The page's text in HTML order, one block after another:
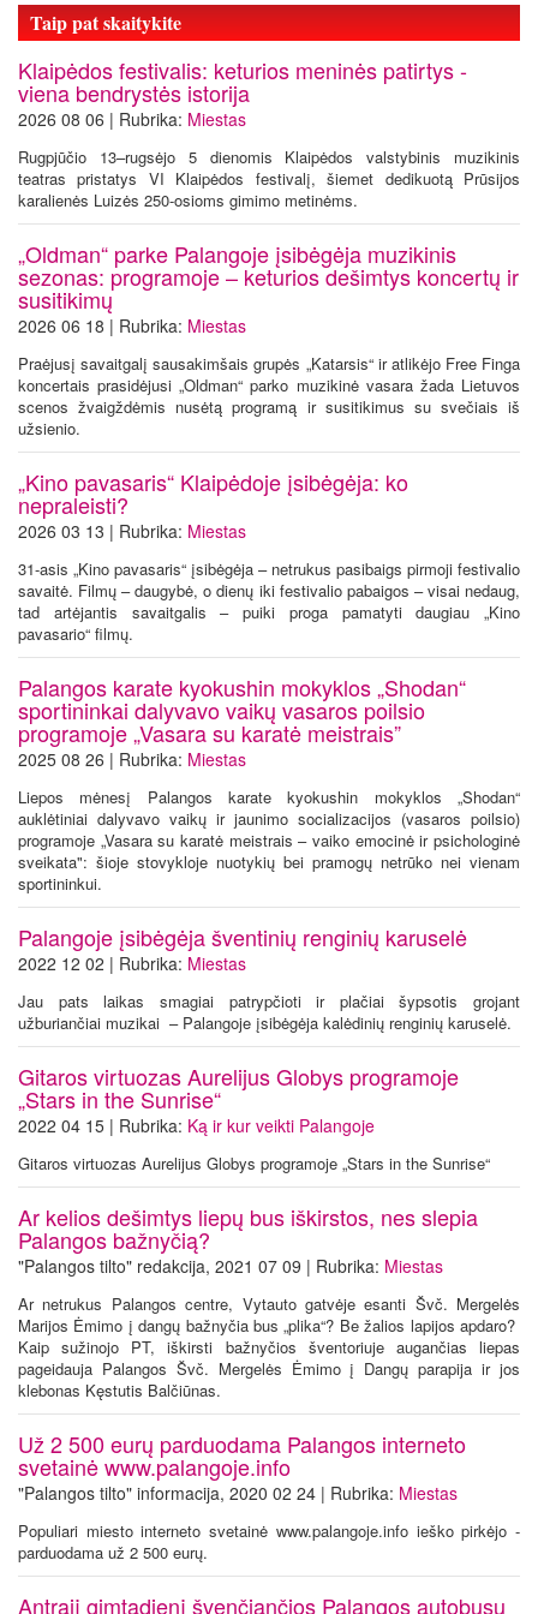
Taip pat skaitykite
Klaipėdos festivalis: keturios meninės patirtys -
viena bendrystės istorija
2026 08 06 | Rubrika: Miestas
Rugpjūčio 13–rugsėjo 5 dienomis Klaipėdos valstybinis muzikinis
teatras pristatys VI Klaipėdos festivalį, šiemet dedikuotą Prūsijos
karalienės Luizės 250-osioms gimimo metinėms.
„Oldman“ parke Palangoje įsibėgėja muzikinis
sezonas: programoje – keturios dešimtys koncertų ir
susitikimų
2026 06 18 | Rubrika: Miestas
Praėjusį savaitgalį sausakimšais grupės „Katarsis“ ir atlikėjo Free Finga
koncertais prasidėjusi „Oldman“ parko muzikinė vasara žada Lietuvos
scenos žvaigždėmis nusėtą programą ir susitikimus su svečiais iš
užsienio.
„Kino pavasaris“ Klaipėdoje įsibėgėja: ko
nepraleisti?
2026 03 13 | Rubrika: Miestas
31-asis „Kino pavasaris“ įsibėgėja – netrukus pasibaigs pirmoji festivalio
savaitė. Filmų – daugybė, o dienų iki festivalio pabaigos – visai nedaug,
tad artėjantis savaitgalis – puiki proga pamatyti daugiau „Kino
pavasario“ filmų.
Palangos karate kyokushin mokyklos „Shodan“
sportininkai dalyvavo vaikų vasaros poilsio
programoje „Vasara su karatė meistrais”
2025 08 26 | Rubrika: Miestas
Liepos mėnesį Palangos karate kyokushin mokyklos „Shodan“
auklėtiniai dalyvavo vaikų ir jaunimo socializacijos (vasaros poilsio)
programoje „Vasara su karatė meistrais – vaiko emocinė ir psichologinė
sveikata": šioje stovykloje nuotykių bei pramogų netrūko nei vienam
sportininkui.
Palangoje įsibėgėja šventinių renginių karuselė
2022 12 02 | Rubrika: Miestas
Jau pats laikas smagiai patrypčioti ir plačiai šypsotis grojant
užburiančiai muzikai – Palangoje įsibėgėja kalėdinių renginių karuselė.
Gitaros virtuozas Aurelijus Globys programoje
„Stars in the Sunrise“
2022 04 15 | Rubrika: Ką ir kur veikti Palangoje
Gitaros virtuozas Aurelijus Globys programoje „Stars in the Sunrise“
Ar kelios dešimtys liepų bus iškirstos, nes slepia
Palangos bažnyčią?
"Palangos tilto" redakcija, 2021 07 09 | Rubrika: Miestas
Ar netrukus Palangos centre, Vytauto gatvėje esanti Švč. Mergelės
Marijos Ėmimo į dangų bažnyčia bus „plika“? Be žalios lapijos apdaro?
Kaip sužinojo PT, iškirsti bažnyčios šventoriuje augančias liepas
pageidauja Palangos Švč. Mergelės Ėmimo į Dangų parapija ir jos
klebonas Kęstutis Balčiūnas.
Už 2 500 eurų parduodama Palangos interneto
svetainė www.palangoje.info
"Palangos tilto" informacija, 2020 02 24 | Rubrika: Miestas
Populiari miesto interneto svetainė www.palangoje.info ieško pirkėjo -
parduodama už 2 500 eurų.
Antrąjį gimtadienį švenčiančios Palangos autobusų